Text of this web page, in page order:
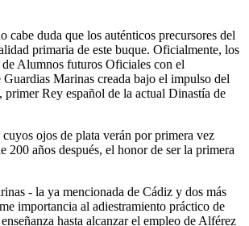
del...Read More...
UN FUERTE TEMPORAL
Sebastián de Elcano" zarpó el pasado
cabe duda que los auténticos precursores del
primaria de este buque. Oficialmente, los
Alumnos futuros Oficiales con el
Marinas creada bajo el impulso del
Rey español de la actual Dinastía de
ojos de plata verán por primera vez
200 años después, el honor de ser la primera
- la ya mencionada de Cádiz y dos más
importancia al adiestramiento práctico de
hasta alcanzar el empleo de Alférez